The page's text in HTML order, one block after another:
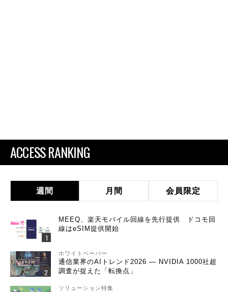
ACCESS RANKING
週間 月間 会員限定
MEEQ、楽天モバイル回線を先行提供 ドコモ回
線はeSIM提供開始
ホワイトペーパー
通信業界のAIトレンド2026 ― NVIDIA 1000社超
調査が捉えた「転換点」
ソリューション特集